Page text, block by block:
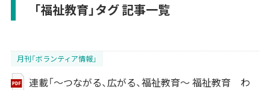
「福祉教育」タグ 記事一覧
月刊「ボランティア情報」
連載「～つながる、広がる、福祉教育～ 福祉教育 わ